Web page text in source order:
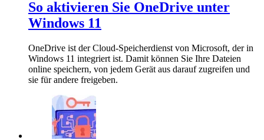
So aktivieren Sie OneDrive unter
Windows 11
OneDrive ist der Cloud-Speicherdienst von Microsoft, der in
Windows 11 integriert ist. Damit können Sie Ihre Dateien
online speichern, von jedem Gerät aus darauf zugreifen und
sie für andere freigeben.